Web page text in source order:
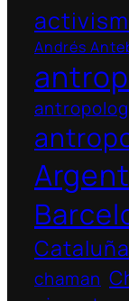
Andrés
Cataluña
chaman